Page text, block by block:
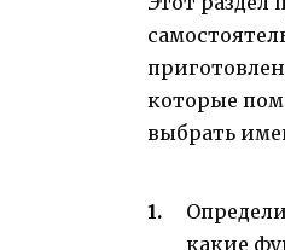
которые
выбрать
какие